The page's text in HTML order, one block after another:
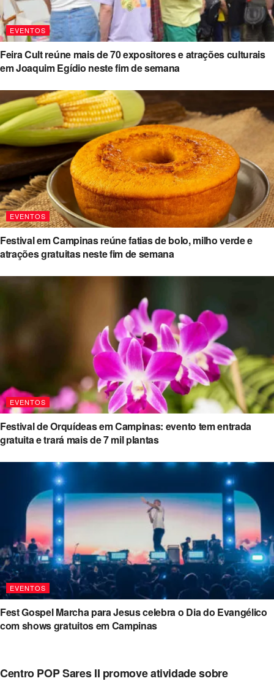
EVENTOS
Feira Cult reúne mais de 70 expositores e atrações culturais
em Joaquim Egídio neste fim de semana
EVENTOS
Festival em Campinas reúne fatias de bolo, milho verde e
atrações gratuitas neste fim de semana
EVENTOS
Festival de Orquídeas em Campinas: evento tem entrada
gratuita e trará mais de 7 mil plantas
EVENTOS
Fest Gospel Marcha para Jesus celebra o Dia do Evangélico
com shows gratuitos em Campinas
Centro POP Sares II promove atividade sobre